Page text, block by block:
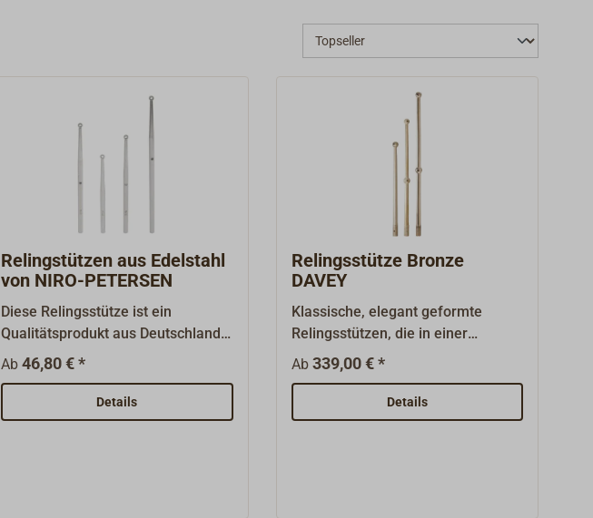
Relingstützen aus Edelstahl
von NIRO-PETERSEN
Diese Relingsstütze ist ein
Qualitätsprodukt aus Deutschland
von NIRO PETERSEN.Hergestellt
aus A4-Edelstahl
(1.4404).Rohrdurchmesser 25 mm
x 1,5 mm, sauber geschliffen und
Ab46,80 € *
Details
Relingsstütze Bronze
DAVEY
Klassische, elegant geformte
Relingsstützen, die in einer
englischen Gießerei nach
historischen Gussmodellen
aufwändig im Sandgussverfahren
aus massiver Bronze gegossen
Ab 339,00 € *
Details